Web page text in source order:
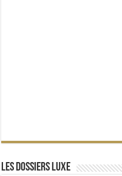
Les dossiers Luxe